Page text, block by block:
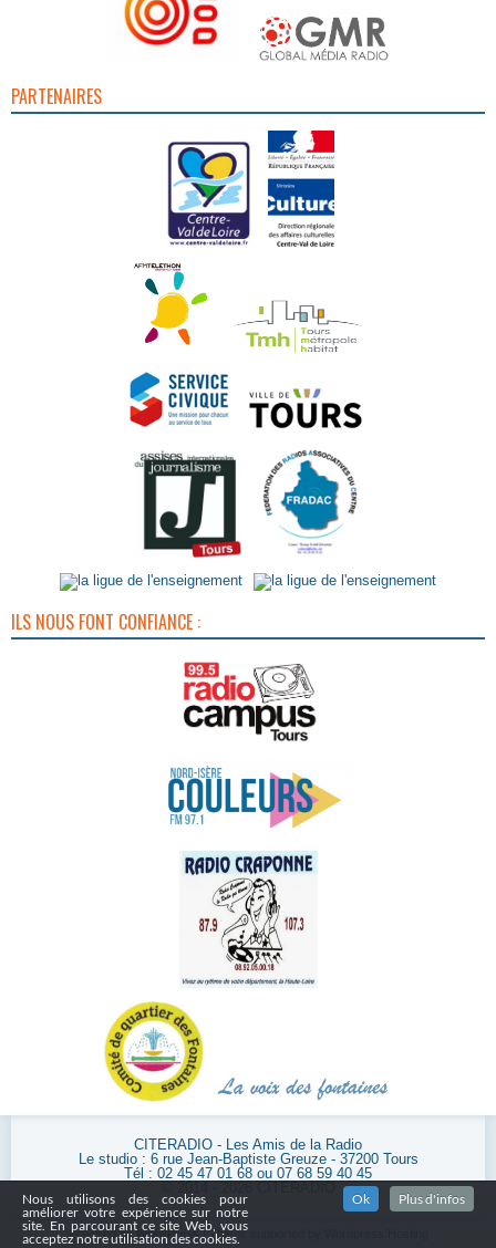
PARTENAIRES
ILS NOUS FONT CONFIANCE :
CITERADIO - Les Amis de la Radio
Le studio : 6 rue Jean-Baptiste Greuze - 37200 Tours
Tél : 02 45 47 01 68 ou 07 68 59 40 45
Powered byWordPress| Theme supported by
Nous utilisons des cookies pour
améliorer votre expérience sur notre
site. En parcourant ce site Web, vous
acceptez notre utilisation des cookies.
Ok Plus d'infos